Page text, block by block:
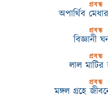
প্রবন্ধ
অপার্থিব
প্রবন্ধ
বিজ্ঞানী
প্রবন্ধ
লাল
প্রবন্ধ
মঙ্গল গ্রহে